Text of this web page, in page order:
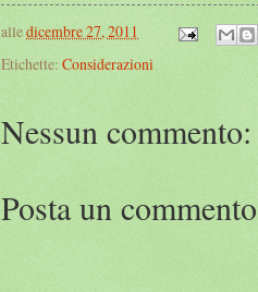
alledicembre 27, 2011
Etichette: Considerazioni
Nessun commento:
Posta un commento